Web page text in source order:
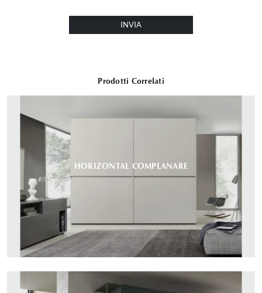
Prodotti Correlati
HORIZONTAL COMPLANARE
INVIA